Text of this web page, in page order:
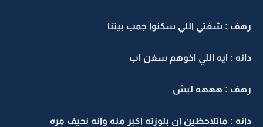
رهف : شفتي اللي سكنوا جمب بيتنا
دانه : ايه اللي اخوهم سفن اب
رهف : هههه ليش
دانه : ماتلاحظين ان بلوزته اكبر منه وانه نحيف مره